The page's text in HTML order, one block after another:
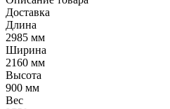
Доставка
Длина
2985 мм
Ширина
2160 мм
Высота
900 мм
Вес